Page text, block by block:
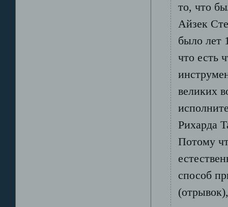
то, что
Айзек
было лет
что есть
великих
Рихарда
Потому
способ